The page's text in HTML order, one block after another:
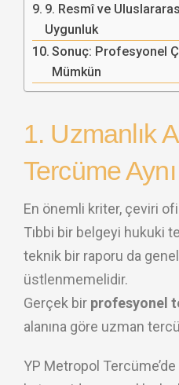
9. Resmî ve
Uygunluk
Sonuç: Profesyonel
Mümkün
1. Uzmanlık
Tercüme
En önemli kriter, çeviri
Tıbbi bir belgeyi hukuki
teknik bir raporu da
üstlenmemelidir.
Gerçek bir profesyonel
alanına göre uzman
YP Metropol